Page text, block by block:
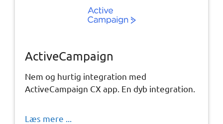
ActiveCampaign
Nem og hurtig integration med
ActiveCampaign CX app. En dyb integration.
Læs mere ...